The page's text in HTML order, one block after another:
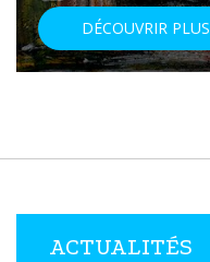
DÉCOUVRIR PLUS
ACTUALITÉS